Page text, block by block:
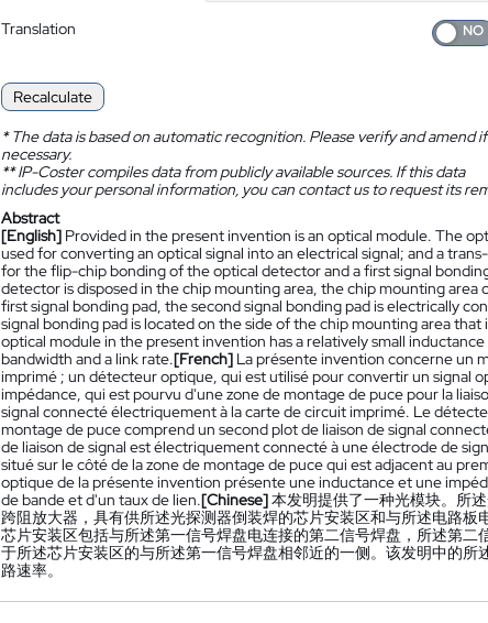
Translation
Recalculate
*The data is based on automatic recognition. Please verify and amend if
necessary.
**IP-Coster compiles data from publicly available sources. If this data
includes your personal information, you can contact us to request its
Abstract
[English] Provided in the present invention is an optical module. The
used for converting an optical signal into an electrical signal; and a
for the flip-chip bonding of the optical detector and a first signal
detector is disposed in the chip mounting area, the chip mounting
first signal bonding pad, the second signal bonding pad is electrically
signal bonding pad is located on the side of the chip mounting area
optical module in the present invention has a relatively small
bandwidth and a link rate.[French] La présente invention concerne un
imprimé ; un détecteur optique, qui est utilisé pour convertir un signal
impédance, qui est pourvu d'une zone de montage de puce pour la
signal connecté électriquement à la carte de circuit imprimé. Le
montage de puce comprend un second plot de liaison de signal
de liaison de signal est électriquement connecté à une électrode de
situé sur le côté de la zone de montage de puce qui est adjacent au
optique de la présente invention présente une inductance et une
de bande et d'un taux de lien.[Chinese]本发明提供了一种光模块。所
跨阻放大器，具有供所述光探测器倒装焊的芯片安装区和与所述电路
芯片安装区包括与所述第一信号焊盘电连接的第二信号焊盘，所述第
于所述芯片安装区的与所述第一信号焊盘相邻近的一侧。该发明中的
路速率。